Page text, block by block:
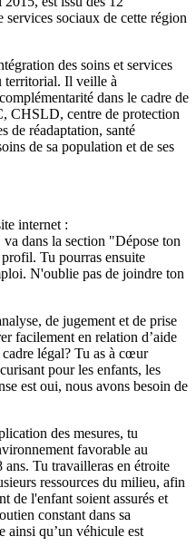
services sociaux de cette région
des soins et services
territorial. Il veille à
dans le cadre de
CHSLD, centre de protection
de réadaptation, santé
de sa population et de ses
internet :
va dans la section "Dépose ton
Tu pourras ensuite
N'oublie pas de joindre ton
de jugement et de prise
facilement en relation d’aide
légal? Tu as à cœur
pour les enfants, les
est oui, nous avons besoin de
des mesures, tu
favorable au
ans. Tu travailleras en étroite
ressources du milieu, afin
de l'enfant soient assurés et
constant dans sa
ainsi qu’un véhicule est